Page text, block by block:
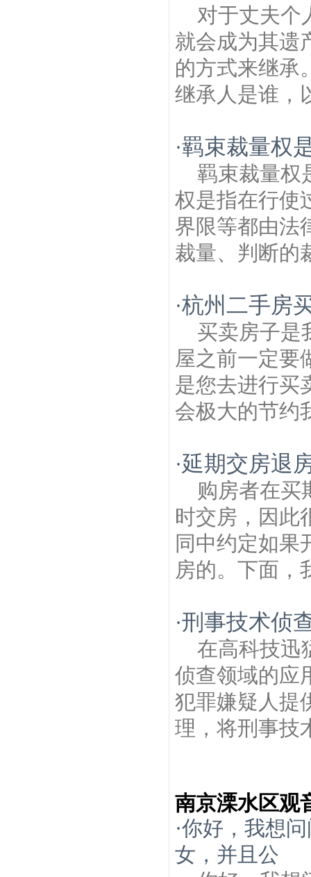
对于丈夫个
就会成为其遗
的方式来继承
继承人是谁，
·羁束裁量权
羁束裁量权
权是指在行使
界限等都由法
裁量、判断的
·杭州二手房
买卖房子是
屋之前一定要
是您去进行买
会极大的节约
·延期交房退
购房者在买
时交房，因此
同中约定如果
房的。下面，
·刑事技术侦
在高科技迅
侦查领域的应
犯罪嫌疑人提
理，将刑事技
南京溧水区观
·你好，我想
女，并且公